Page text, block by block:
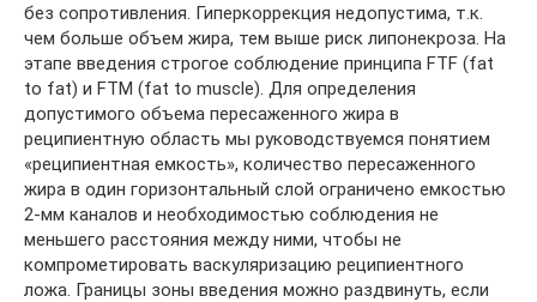
без сопротивления. Гиперкоррекция недопустима, т.к.
чем больше объем жира, тем выше риск липонекроза. На
этапе введения строгое соблюдение принципа FTF (fat
to fat) и FTM (fat to muscle). Для определения
допустимого объема пересаженного жира в
реципиентную область мы руководствуемся понятием
«реципиентная емкость», количество пересаженного
жира в один горизонтальный слой ограничено емкостью
2-мм каналов и необходимостью соблюдения не
меньшего расстояния между ними, чтобы не
компрометировать васкуляризацию реципиентного
ложа. Границы зоны введения можно раздвинуть, если